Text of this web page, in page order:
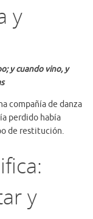
y
y cuando vino, y
compañía de danza
perdido había
de restitución.
y